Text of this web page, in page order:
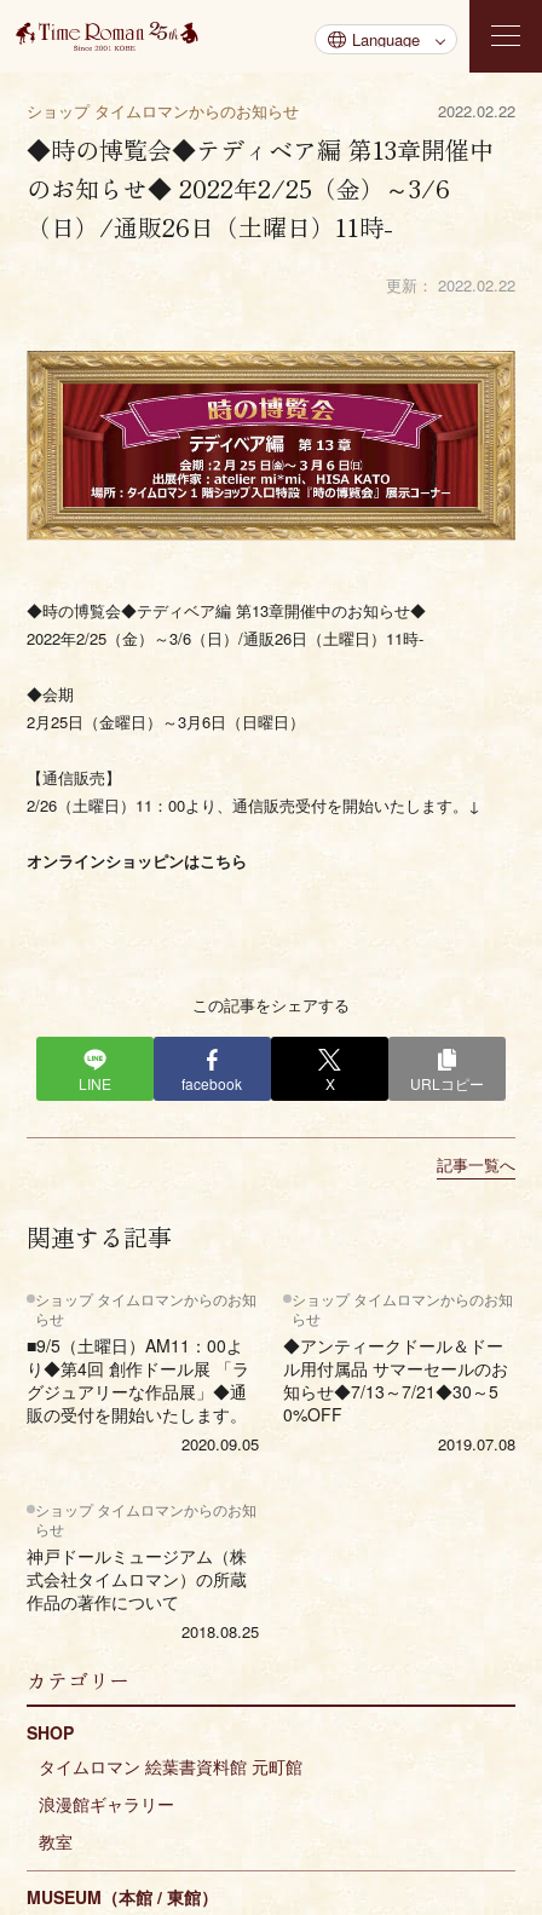
ショップ タイムロマンからのお知らせ 2022.02.22
◆時の博覧会◆テディベア編 第13章開催中
のお知らせ◆ 2022年2/25（金）～3/6
（日）/通販26日（土曜日）11時-
更新： 2022.02.22
◆時の博覧会◆テディベア編 第13章開催中のお知らせ◆
2022年2/25（金）～3/6（日）/通販26日（土曜日）11時-
◆会期
2月25日（金曜日）～3月6日（日曜日）
【通信販売】
2/26（土曜日）11：00より、通信販売受付を開始いたします。↓
オンラインショッピンはこちら
この記事をシェアする
LINE facebook X URLコピー
記事一覧へ
関連する記事
ショップ タイムロマンからのお知
らせ
■9/5（土曜日）AM11：00よ
り◆第4回 創作ドール展 「ラ
グジュアリーな作品展」◆通
販の受付を開始いたします。
2020.09.05
ショップ タイムロマンからのお知
らせ
◆アンティークドール＆ドー
ル用付属品 サマーセールのお
知らせ◆7/13～7/21◆30～5
0%OFF
2019.07.08
ショップ タイムロマンからのお知
らせ
神戸ドールミュージアム（株
式会社タイムロマン）の所蔵
作品の著作について
2018.08.25
カテゴリー
SHOP
タイムロマン 絵葉書資料館 元町館
浪漫館ギャラリー
教室
MUSEUM（本館 / 東館）